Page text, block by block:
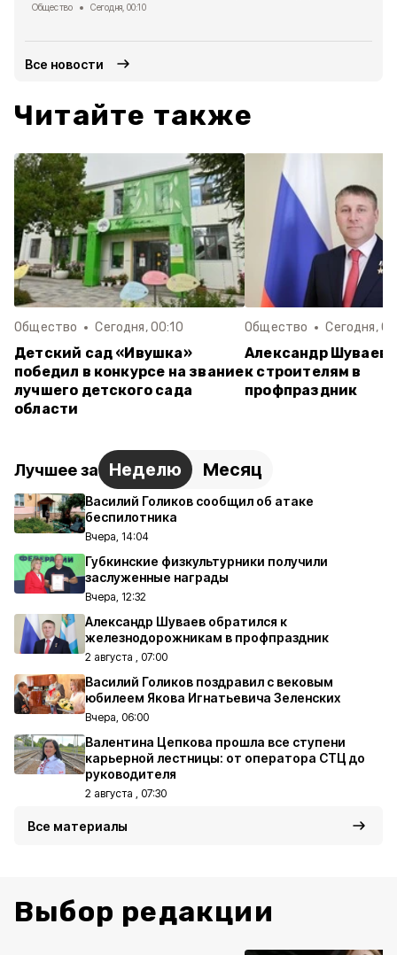
Общество Сегодня, 00:10
Все новости
Читайте также
Общество Сегодня, 00:10
Детский сад «Ивушка»
победил в конкурсе на звание
лучшего детского сада
области
Общество Сегодня,
Александр Шуваев
к строителям в
профпраздник
Лучшее за Неделю Месяц
Василий Голиков сообщил об атаке
беспилотника
Вчера, 14:04
Губкинские физкультурники получили
заслуженные награды
Вчера, 12:32
Александр Шуваев обратился к
железнодорожникам в профпраздник
2 августа , 07:00
Василий Голиков поздравил с вековым
юбилеем Якова Игнатьевича Зеленских
Вчера, 06:00
Валентина Цепкова прошла все ступени
карьерной лестницы: от оператора СТЦ до
руководителя
2 августа , 07:30
Все материалы
Выбор редакции